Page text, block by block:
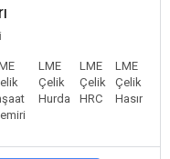
LME
Çelik
Hurda
LME
Çelik
HRC
LME
Çelik
Hasır